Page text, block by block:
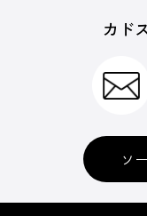
カド
ソ